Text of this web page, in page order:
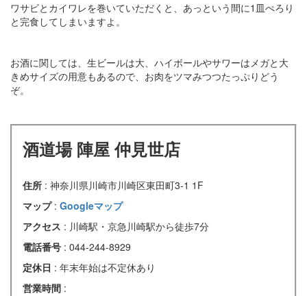
ワサビとカイワレを巻いていただくと、あっという間に1皿ぺろり
と完食してしまいますよ。
お酒に関しては、生ビールは大、ハイボールやサワーはメガと大
きめサイズの用意もあるので、お肉をツマみつつたっぷりどう
ぞ。
酒道場 陣屋 仲見世店
住所 : 神奈川県川崎市川崎区東田町3-1 1F
マップ : Googleマップ
アクセス : 川崎駅・京急川崎駅から徒歩7分
電話番号 : 044-244-8929
定休日 : 年末年始は不定休あり
営業時間 :